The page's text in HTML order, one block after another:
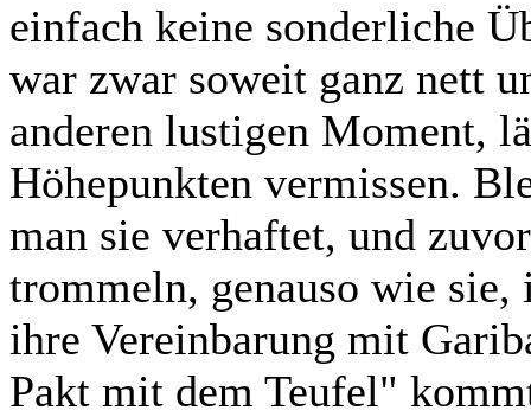
einfach keine sonderliche
war zwar soweit ganz nett
anderen lustigen Moment,
Höhepunkten vermissen.
man sie verhaftet, und
trommeln, genauso wie
ihre Vereinbarung mit
Pakt mit dem Teufel"